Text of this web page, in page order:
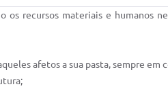
recursos materiais e humanos
afetos a sua pasta, sempre